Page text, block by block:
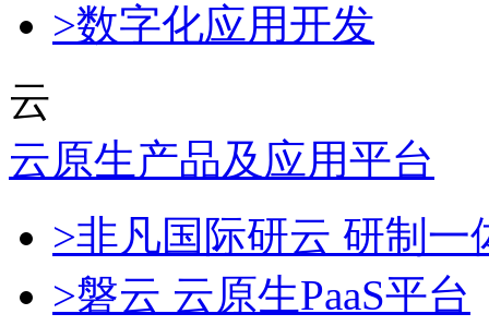
>数字化应用开发
云
云原生产品及应用平台
>非凡国际研云 研制
>磐云 云原生PaaS平台